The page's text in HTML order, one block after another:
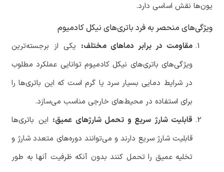
یون‌ها نقش اساسی دارد.
ویژگی‌های منحصر به فرد باتری‌های نیکل کادمیوم
مقاومت در برابر دماهای مختلف: یکی از برجسته‌ترین
ویژگی‌های باتری‌های نیکل کادمیوم توانایی عملکرد مطلوب
در شرایط دمایی بسیار سرد یا گرم است که این باتری‌ها را
برای استفاده در محیط‌های خارجی مناسب می‌سازد.
قابلیت شارژ سریع و تحمل شارژهای عمیق: این باتری‌ها
قابلیت شارژ سریع دارند و می‌توانند دوره‌های متعدد شارژ و
تخلیه عمیق را تحمل کنند بدون آنکه ظرفیت آنها به طور